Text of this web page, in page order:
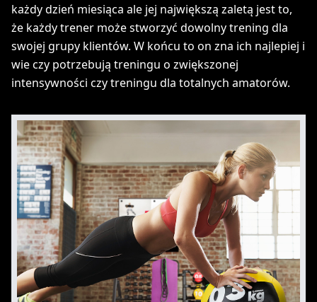
każdy dzień miesiąca ale jej największą zaletą jest to,
że każdy trener może stworzyć dowolny trening dla
swojej grupy klientów. W końcu to on zna ich najlepiej i
wie czy potrzebują treningu o zwiększonej
intensywności czy treningu dla totalnych amatorów.